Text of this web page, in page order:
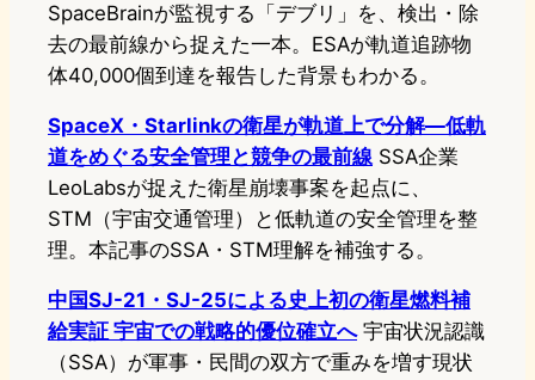
SpaceBrainが監視する「デブリ」を、検出・除
去の最前線から捉えた一本。ESAが軌道追跡物
体40,000個到達を報告した背景もわかる。
SpaceX・Starlinkの衛星が軌道上で分解—低軌
道をめぐる安全管理と競争の最前線SSA企業
LeoLabsが捉えた衛星崩壊事案を起点に、
STM（宇宙交通管理）と低軌道の安全管理を整
理。本記事のSSA・STM理解を補強する。
中国SJ-21・SJ-25による史上初の衛星燃料補
給実証 宇宙での戦略的優位確立へ宇宙状況認識
（SSA）が軍事・民間の双方で重みを増す現状